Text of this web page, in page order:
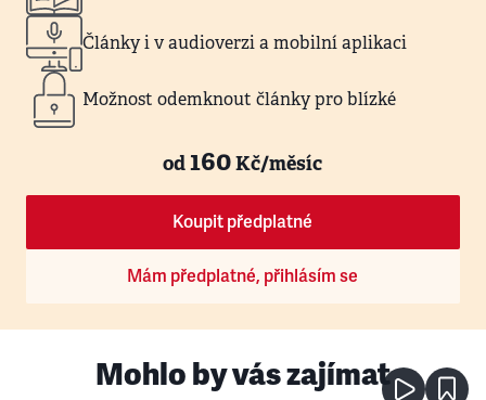
Články i v audioverzi a mobilní aplikaci
Možnost odemknout články pro blízké
od160Kč/měsíc
Koupit předplatné
Mám předplatné, přihlásím se
Mohlo by vás zajímat